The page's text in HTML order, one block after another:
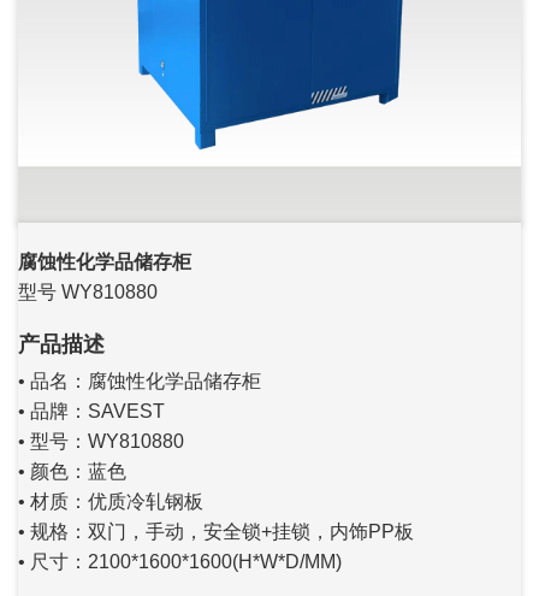
腐蚀性化学品储存柜
型号 WY810880
产品描述
• 品名：腐蚀性化学品储存柜
• 品牌：SAVEST
• 型号：WY810880
• 颜色：蓝色
• 材质：优质冷轧钢板
• 规格：双门，手动，安全锁+挂锁，内饰PP板
• 尺寸：2100*1600*1600(H*W*D/MM)